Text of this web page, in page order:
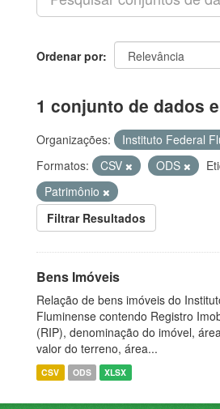
Ordenar por
1 conjunto de dados
Organizações:
Instituto Federal
Formatos:
CSV ODS
Patrimônio
Filtrar Resultados
Bens Imóveis
Relação de bens imóveis do
Fluminense contendo Registro
(RIP), denominação do imóvel,
valor do terreno, área...
CSV ODS XLSX